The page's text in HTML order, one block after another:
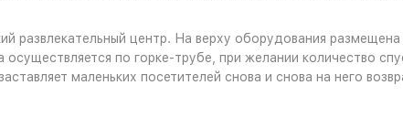
развлекательный центр. На верху оборудования
по горке-трубе, при желании количество
маленьких посетителей снова и снова на него